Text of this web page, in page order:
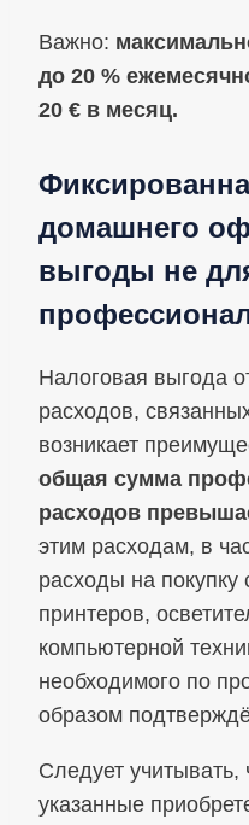
Важно:
до 20 %
20 € в месяц.
домашнего
выгоды не
Налоговая выгода
расходов,
возникает
общая сумма
расходов
этим расходам, в
расходы на покупку
принтеров,
компьютерной
необходимого по
образом
Следует учитывать,
указанные